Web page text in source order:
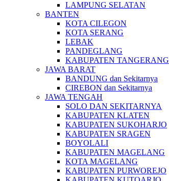
LAMPUNG SELATAN
BANTEN
KOTA CILEGON
KOTA SERANG
LEBAK
PANDEGLANG
KABUPATEN TANGERANG
JAWA BARAT
BANDUNG dan Sekitarnya
CIREBON dan Sekitarnya
JAWA TENGAH
SOLO DAN SEKITARNYA
KABUPATEN KLATEN
KABUPATEN SUKOHARJO
KABUPATEN SRAGEN
BOYOLALI
KABUPATEN MAGELANG
KOTA MAGELANG
KABUPATEN PURWOREJO